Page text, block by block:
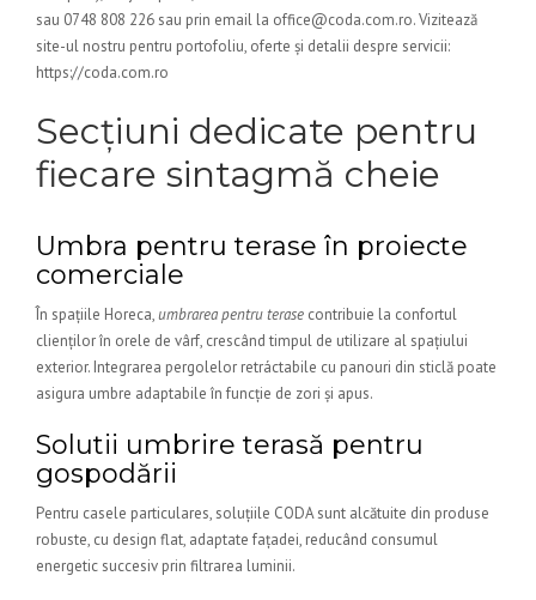
sau 0748 808 226 sau prin email la office@coda.com.ro. Vizitează
site-ul nostru pentru portofoliu, oferte și detalii despre servicii:
https://coda.com.ro
Secțiuni dedicate pentru
fiecare sintagmă cheie
Umbra pentru terase în proiecte
comerciale
În spațiile Horeca,umbrarea pentru terase contribuie la confortul
clienților în orele de vârf, crescând timpul de utilizare al spațiului
exterior. Integrarea pergolelor retráctabile cu panouri din sticlă poate
asigura umbre adaptabile în funcție de zori și apus.
Solutii umbrire terasă pentru
gospodării
Pentru casele particulares, soluțiile CODA sunt alcătuite din produse
robuste, cu design flat, adaptate fațadei, reducând consumul
energetic succesiv prin filtrarea luminii.